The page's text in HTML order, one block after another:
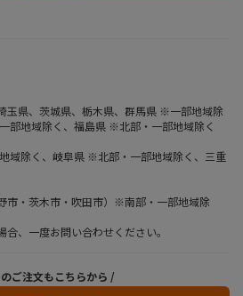
玉県、茨城県、栃木県、群馬県 ※一部地域除
部地域除く、福島県 ※北部・一部地域除く
域除く、岐阜県 ※北部・一部地域除く、三重
市・茨木市・吹田市）※南部・一部地域除
、一度お問い合わせください。
ご注文もこちらから /